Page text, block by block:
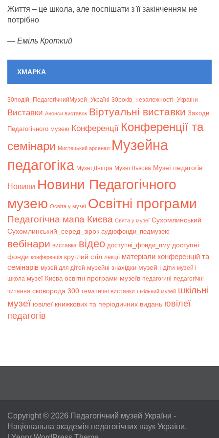
Життя – це школа, але поспішати з її закінченням не
потрібно
— Еміль Кроткий
ХМАРКА
30подій_ПедагогічнийМузей_Україні 30років_незалежності_України
Bиставки Анонси виставок Віртуальні виставки Заходи
Педагогічного музею Конференції Конференції та
семінари Мистецький арсенал Музейна
педагогіка Музеї Дніпра Музеї Львова Музеї педагогів
Новини Новини Педагогічного
музею Освіта у музеї Освітні програми
Педагогічна мапа Києва Свята у музеї Сухомлинський
Сухомлинський_серед_зірок аудіофонди_педмузею
вебінари виставка відео доступні_фонди_пму доступні
фонди конференція круглий стіл лекції матеріали конференцій та
семінарів музей для дітей музейні знахідки музей і діти музей і
школа музеї Києва освітні програми музеїв педагогині педагогічні
читання сковорода 300 тематичні виставки шкільний музей шкільні
музеї ювілеї книжкових та періодичних видань ювілеї
педагогів
Copyright © 2026 Педагогічний музей України -
Національна академія педагогічних наук України.